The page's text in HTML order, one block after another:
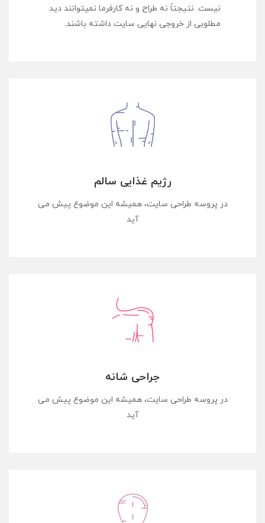
نیست. نتیجتاً نه طراح و نه کارفرما نمیتوانند دید
مطلوبی از خروجی نهایی سایت داشته باشند.
رژیم غذایی سالم
در پروسه طراحی سایت، همیشه این موضوع پیش می
آید
جراحی شانه
در پروسه طراحی سایت، همیشه این موضوع پیش می
آید